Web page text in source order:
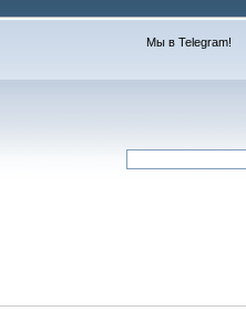
Мы в Telegram!